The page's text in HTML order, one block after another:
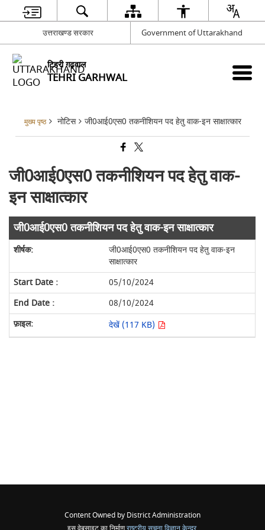
उत्तराखण्ड सरकार Government of Uttarakhand
टिहरी गढ़वाल
TEHRI GARHWAL
मुख्य पृष्ठ नोटिस जी0आई0एस0 तकनीशियन पद हेतु वाक-इन साक्षात्कार
जी0आई0एस0 तकनीशियन पद हेतु वाक-
इन साक्षात्कार
जी0आई0एस0 तकनीशियन पद हेतु वाक-इन साक्षात्कार
जी0आई0एस0 तकनीशियन पद हेतु वाक-इन
साक्षात्कार
05/10/2024
08/10/2024
देखें (117 KB)
Content Owned by District Administration